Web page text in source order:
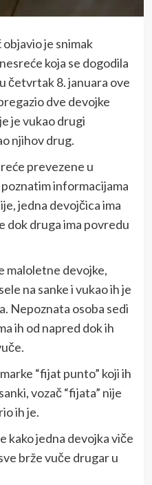
je snimak
koja se dogodila
četvrtak 8. januara ove
dve devojke
je vukao drugi
njihov drug.
prevezene u
informacijama
jedna devojčica ima
dok druga ima povredu
maloletne devojke,
na sanke i vukao ih je
Nepoznata osoba sedi
ih od napred dok ih
“fijat punto” koji ih
vozač “fijata” nije
ih je.
kako jedna devojka viče
brže vuče drugar u